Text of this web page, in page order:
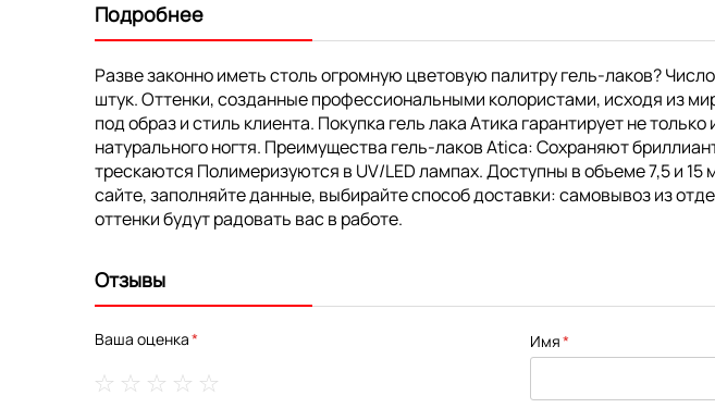
Подробнее
Разве законно иметь столь огромную цветовую палитру гель-лаков?
штук. Оттенки, созданные профессиональными колористами, исходя из
под образ и стиль клиента. Покупка гель лака Атика гарантирует не
натурального ногтя. Преимущества гель-лаков Atica: Сохраняют
трескаются Полимеризуются в UV/LED лампах. Доступны в объеме 7,5 и
сайте, заполняйте данные, выбирайте способ доставки: самовывоз из
оттенки будут радовать вас в работе.
Отзывы
Ваша оценка Имя